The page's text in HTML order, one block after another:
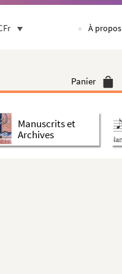
À propos
Panier
Manuscrits et
Archives